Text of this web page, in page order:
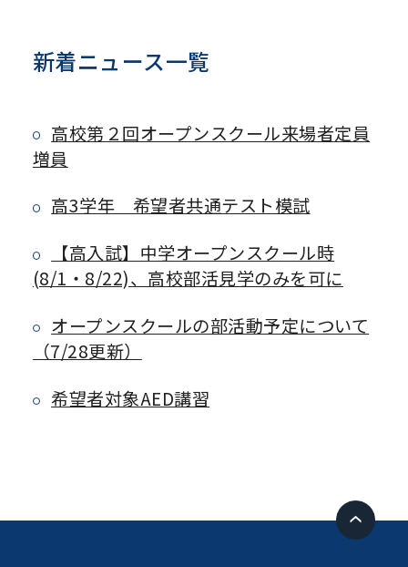
新着ニュース一覧
高校第２回オープンスクール来場者定員
増員
高3学年 希望者共通テスト模試
【高入試】中学オープンスクール時
(8/1・8/22)、高校部活見学のみを可に
オープンスクールの部活動予定について
（7/28更新）
希望者対象AED講習